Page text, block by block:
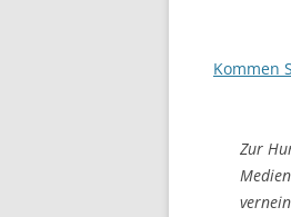
Kommen
Zur